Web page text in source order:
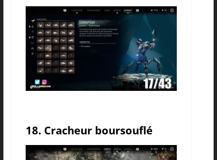
18. Cracheur boursouflé